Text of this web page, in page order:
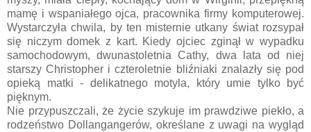
mamę i wspaniałego ojca, pracownika firmy komputerowej.
Wystarczyła chwila, by ten misternie utkany świat rozsypał
się niczym domek z kart. Kiedy ojciec zginął w wypadku
samochodowym, dwunastoletnia Cathy, dwa lata od niej
starszy Christopher i czteroletnie bliźniaki znalazły się pod
opieką matki - delikatnego motyla, który umie tylko być
pięknym.
Nie przypuszczali, że życie szykuje im prawdziwe piekło, a
rodzeństwo Dollangangerów, określane z uwagi na wygląd